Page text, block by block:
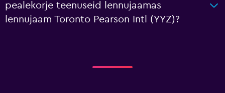
pealekorje teenuseid lennujaamas
lennujaam Toronto Pearson Intl (YYZ)?